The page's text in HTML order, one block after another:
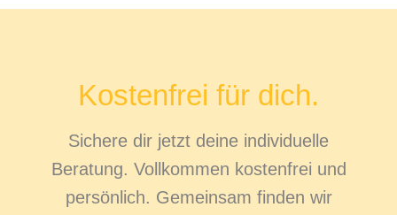
Kostenfrei für dich.
Sichere dir jetzt deine individuelle
Beratung. Vollkommen kostenfrei und
persönlich. Gemeinsam finden wir